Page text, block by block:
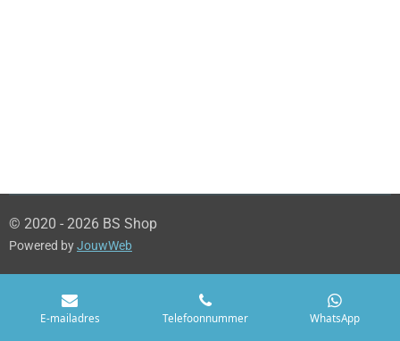
© 2020 - 2026 BS Shop
Powered byJouwWeb
E-mailadres Telefoonnummer WhatsApp